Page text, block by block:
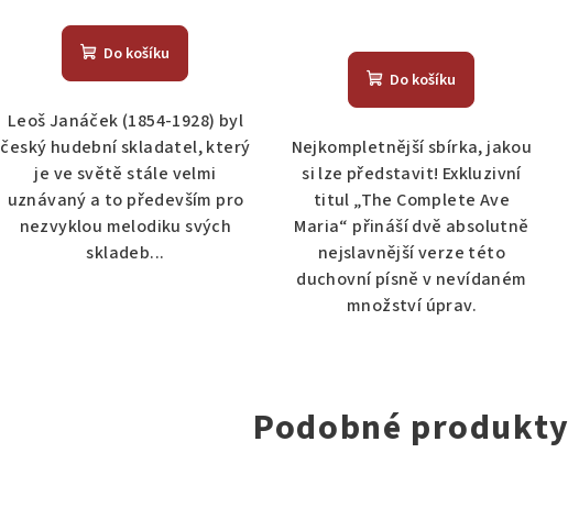
Do košíku
Leoš Janáček (1854-1928) byl
český hudební skladatel, který
je ve světě stále velmi
uznávaný a to především pro
nezvyklou melodiku svých
skladeb...
Do košíku
Nejkompletnější sbírka, jakou
si lze představit! Exkluzivní
titul „The Complete Ave
Maria“ přináší dvě absolutně
nejslavnější verze této
duchovní písně v nevídaném
množství úprav.
Podobné produkty